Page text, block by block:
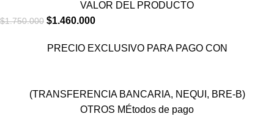
VALOR DEL PRODUCTO
$1.750.000 $1.460.000
PRECIO EXCLUSIVO PARA PAGO CON
(TRANSFERENCIA BANCARIA, NEQUI, BRE-B)
OTROS MÉtodos de pago